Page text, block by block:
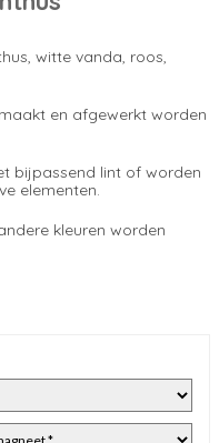
witte vanda, roos,
en afgewerkt worden
bijpassend lint of worden
elementen.
kleuren worden